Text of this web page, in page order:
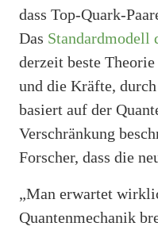
dass Top-Quark-
Das Standardmodell
derzeit beste
und die Kräfte,
basiert auf der
Verschränkung
Forscher, dass die
„Man erwartet
Quantenmechanik